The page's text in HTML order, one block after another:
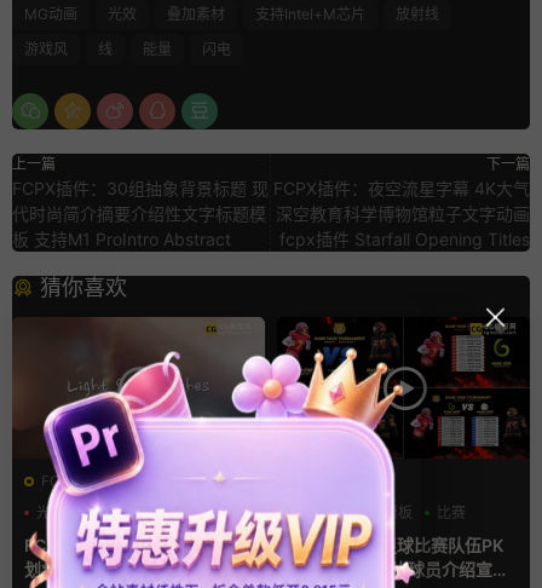
MG动画 光效 叠加素材 支持Intel+M芯片
放射线
游戏风
线 能量 闪电
上一篇
FCPX插件：30组抽象背景标题 现
代时尚简介摘要介绍性文字标题模
板 支持M1 ProIntro Abstract
下一篇
FCPX插件：夜空流星字幕 4K大气
深空教育科学博物馆粒子文字动画
fcpx插件 Starfall Opening Titles
猜你喜欢
FCPX转场
光效
复古风
支持Intel+M芯片
FCPX转场插件 15组光效胶片
划痕复古视频过渡
分数
字幕模板 比赛
ae体育模板 足球比赛队伍PK
比分牌对决卡片球员介绍宣传